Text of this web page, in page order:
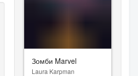
Зомби Marvel
Laura Karpman